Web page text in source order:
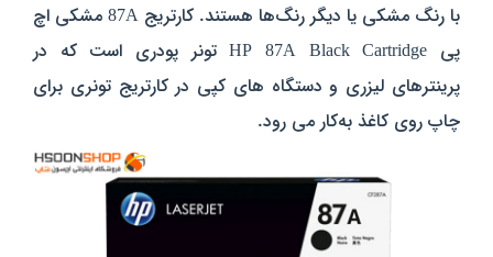
با رنگ‌ مشکی یا دیگر رنگ‌ها هستند. کارتریج 87A مشکی اچ
پی HP 87A Black Cartridge تونر پودری است که در
پرینترهای لیزری و دستگاه‌ های کپی در کارتریج تونری برای
چاپ روی کاغذ به‌کار می‌ رود.